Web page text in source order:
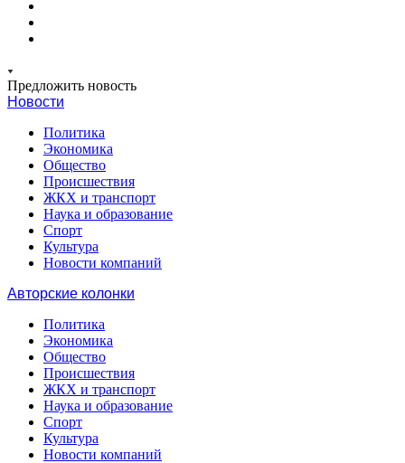
Предложить новость
Новости
Политика
Экономика
Общество
Происшествия
ЖКХ и транспорт
Наука и образование
Спорт
Культура
Новости компаний
Авторские колонки
Политика
Экономика
Общество
Происшествия
ЖКХ и транспорт
Наука и образование
Спорт
Культура
Новости компаний